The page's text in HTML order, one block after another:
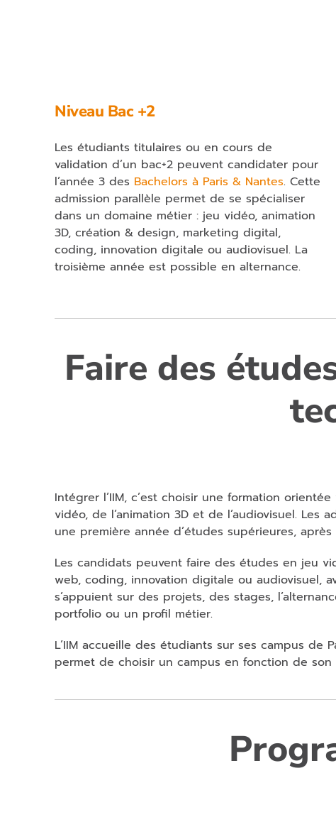
Niveau Bac +2
Les étudiants titulaires ou en cours de
validation d’un bac+2 peuvent candidater pour
l’année 3 des Bachelors à Paris & Nantes. Cette
admission parallèle permet de se spécialiser
dans un domaine métier : jeu vidéo, animation
3D, création & design, marketing digital,
coding, innovation digitale ou audiovisuel. La
troisième année est possible en alternance.
Faire des
Intégrer l’IIM, c’est choisir une formation
vidéo, de l’animation 3D et de l’audiovisuel.
une première année d’études supérieures,
Les candidats peuvent faire des études en jeu
web, coding, innovation digitale ou audiovisuel,
s’appuient sur des projets, des stages,
portfolio ou un profil métier.
L’IIM accueille des étudiants sur ses campus de
permet de choisir un campus en fonction de